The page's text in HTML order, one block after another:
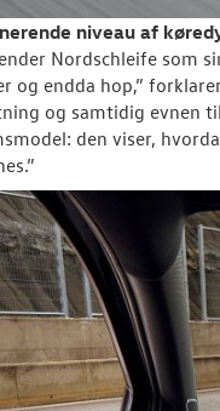
niveau af
Nordschleife som
og endda hop,”
og samtidig evnen
den viser,